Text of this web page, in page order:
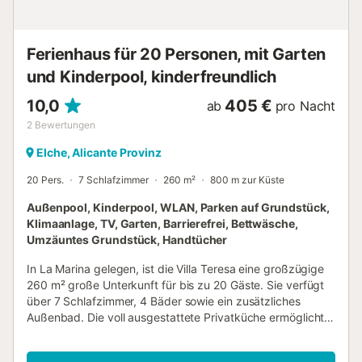
Ferienhaus für 20 Personen, mit Garten
und Kinderpool, kinderfreundlich
10,0
2 Bewertungen
ab 405 € pro Nacht
Elche, Alicante Provinz
20 Pers. 7 Schlafzimmer 260 m² 800 m zur Küste
Außenpool, Kinderpool, WLAN, Parken auf Grundstück,
Klimaanlage, TV, Garten, Barrierefrei, Bettwäsche,
Umzäuntes Grundstück, Handtücher
In La Marina gelegen, ist die Villa Teresa eine großzügige
260 m² große Unterkunft für bis zu 20 Gäste. Sie verfügt
über 7 Schlafzimmer, 4 Bäder sowie ein zusätzliches
Außenbad. Die voll ausgestattete Privatküche ermöglicht
zuzubereiten. Zu den Annehmlichkeiten zählen